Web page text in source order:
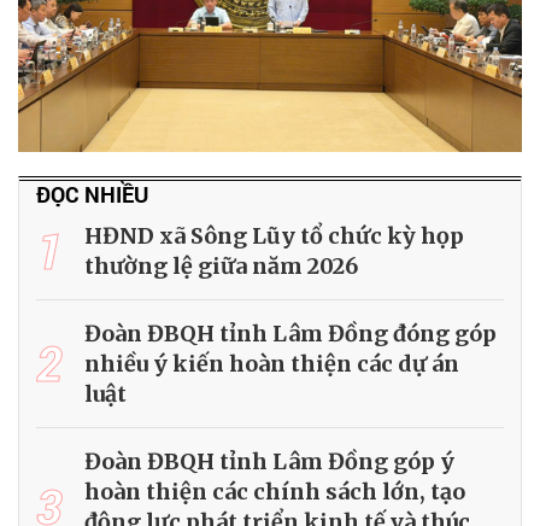
ĐỌC NHIỀU
1
HĐND xã Sông Lũy tổ chức kỳ họp
thường lệ giữa năm 2026
2
Đoàn ĐBQH tỉnh Lâm Đồng đóng góp
nhiều ý kiến hoàn thiện các dự án
luật
3
Đoàn ĐBQH tỉnh Lâm Đồng góp ý
hoàn thiện các chính sách lớn, tạo